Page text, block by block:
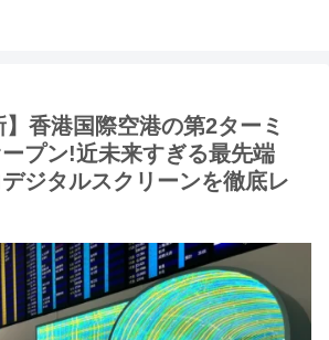
】香港国際空港の第2ターミ
プン!近未来すぎる最先端
ジタルスクリーンを徹底レ